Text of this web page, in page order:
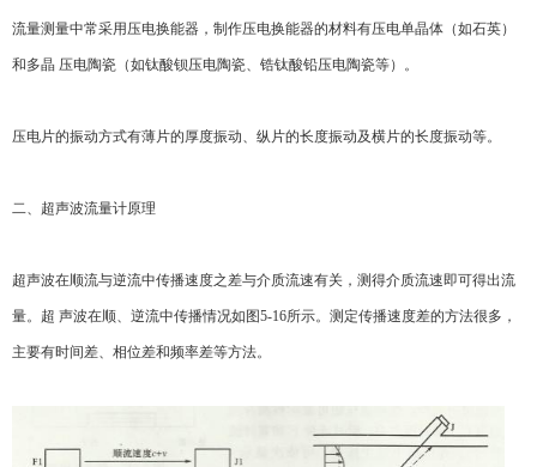
流量测量中常采用压电换能器，制作压电换能器的材料有压电单晶体（如石英）
和多晶 压电陶瓷（如钛酸钡压电陶瓷、锆钛酸铅压电陶瓷等）。
压电片的振动方式有薄片的厚度振动、纵片的长度振动及横片的长度振动等。
二、超声波流量计原理
超声波在顺流与逆流中传播速度之差与介质流速有关，测得介质流速即可得出流
量。超 声波在顺、逆流中传播情况如图5-16所示。测定传播速度差的方法很多，
主要有时间差、相位差和频率差等方法。